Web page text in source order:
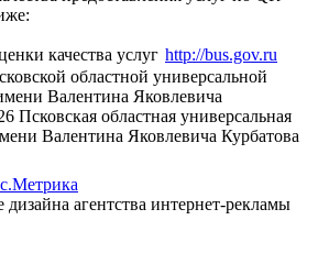
http://bus.gov.ru
областной универсальной
Валентина Яковлевича
Псковская областная универсальная
Валентина Яковлевича Курбатова
дизайна агентства интернет-рекламы